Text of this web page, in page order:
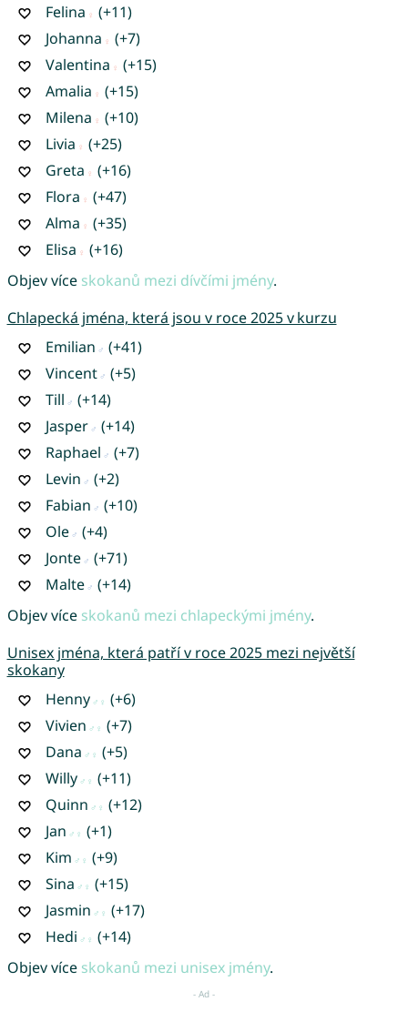
Felina
(+11)
Johanna
(+7)
Valentina
(+15)
Amalia
(+15)
Milena
(+10)
Livia
(+25)
Greta
(+16)
Flora
(+47)
Alma
(+35)
Elisa
(+16)
Objev více skokanů mezi dívčími jmény.
Chlapecká jména, která jsou v roce 2025 v kurzu
Emilian
(+41)
Vincent
(+5)
Till
(+14)
Jasper
(+14)
Raphael
(+7)
Levin
(+2)
Fabian
(+10)
Ole
(+4)
Jonte
(+71)
Malte
(+14)
Objev více skokanů mezi chlapeckými jmény.
Unisex jména, která patří v roce 2025 mezi největší
skokany
Henny
(+6)
Vivien
(+7)
Dana
(+5)
Willy
(+11)
Quinn
(+12)
Jan
(+1)
Kim
(+9)
Sina
(+15)
Jasmin
(+17)
Hedi
(+14)
Objev více skokanů mezi unisex jmény.